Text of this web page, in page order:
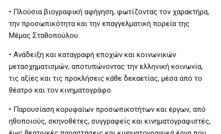
• Πλούσια βιογραφική αφήγηση, φωτίζοντας τον χαρακτήρα,
την προσωπικότητα και την επαγγελματική πορεία της
Μέμας Σταθοπούλου.
• Ανάδειξη και καταγραφή εποχών και κοινωνικών
μετασχηματισμών, αποτυπώνοντας την ελληνική κοινωνία,
τις αξίες και τις προκλήσεις κάθε δεκαετίας, μέσα από το
θέατρο και τον κινηματογράφο.
• Παρουσίαση κορυφαίων προσωπικοτήτων και έργων, από
ηθοποιούς, σκηνοθέτες, συγγραφείς και κινηματογραφιστές,